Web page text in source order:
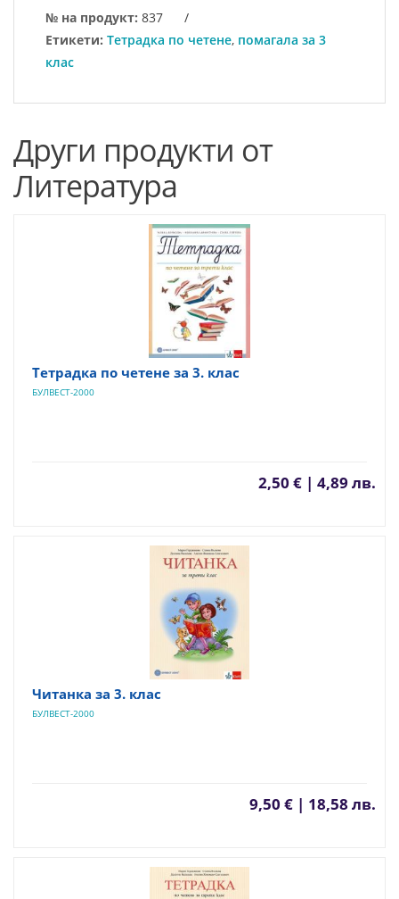
№ на продукт: 837
/
Етикети: Тетрадка по четене, помагала за 3
клас
Други продукти от
Литература
Тетрадка по четене за 3. клас
БУЛВЕСТ-2000
2,50 € | 4,89 лв.
Читанка за 3. клас
БУЛВЕСТ-2000
9,50 € | 18,58 лв.